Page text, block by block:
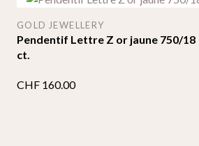
Pendentif Lettre Z or jaune 750/18
ct.
GOLD JEWELLERY
CHF 160.00